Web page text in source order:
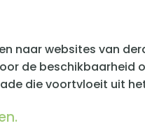
naar websites van
de
die voortvloeit uit